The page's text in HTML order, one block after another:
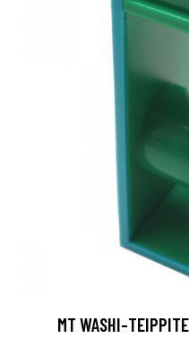
MT WASHI-